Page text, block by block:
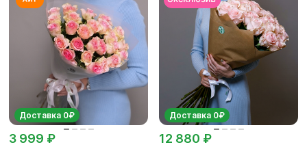
Доставка 0₽
3 999 ₽
Доставка 0₽
12 880 ₽